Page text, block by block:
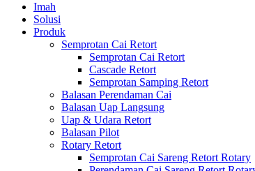
Imah
Solusi
Produk
Semprotan Cai Retort
Semprotan Cai Retort
Cascade Retort
Semprotan Samping Retort
Balasan Perendaman Cai
Balasan Uap Langsung
Uap & Udara Retort
Balasan Pilot
Rotary Retort
Semprotan Cai Sareng Retort Rotary